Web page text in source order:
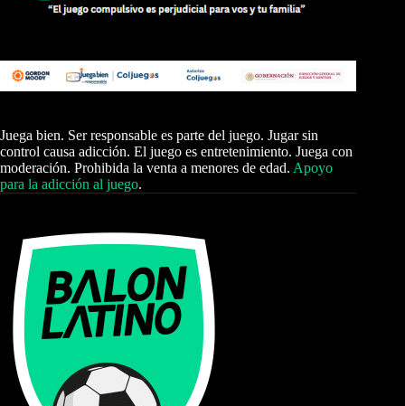
Juega bien. Ser responsable es parte del juego. Jugar sin
control causa adicción. El juego es entretenimiento. Juega con
moderación. Prohibida la venta a menores de edad. Apoyo
para la adicción al juego.